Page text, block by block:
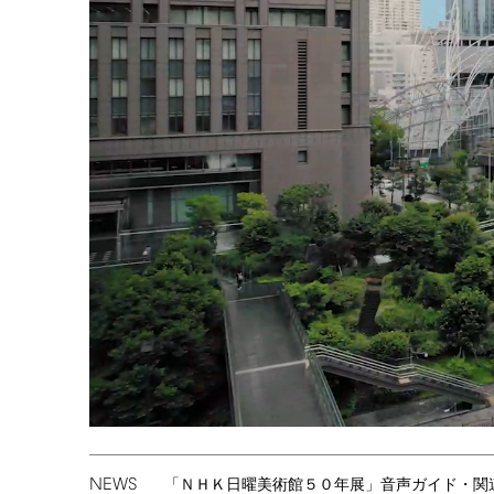
NEWS 「ＮＨＫ日曜美術館５０年展」音声ガイド・